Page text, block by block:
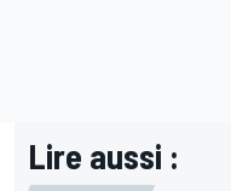
Lire aussi :